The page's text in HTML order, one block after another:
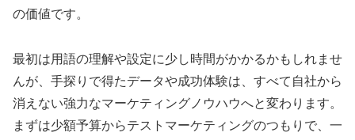
の価値です。
最初は用語の理解や設定に少し時間がかかるかもしれませ
んが、手探りで得たデータや成功体験は、すべて自社から
消えない強力なマーケティングノウハウへと変わります。
まずは少額予算からテストマーケティングのつもりで、一